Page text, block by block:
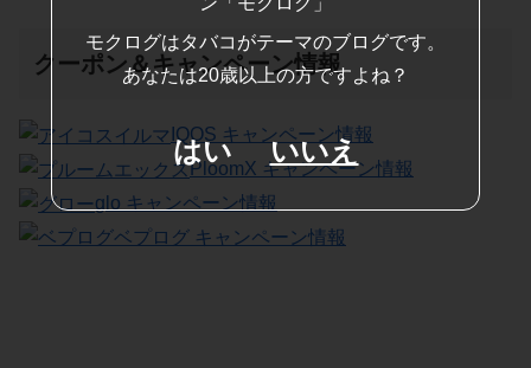
クーポン＆キャンペーン情報
IQOS キャンペーン情報
PloomX キャンペーン情報
glo キャンペーン情報
ベプログ キャンペーン情報
モクログはタバコがテーマのブログです。
あなたは20歳以上の方ですよね？
はい いいえ